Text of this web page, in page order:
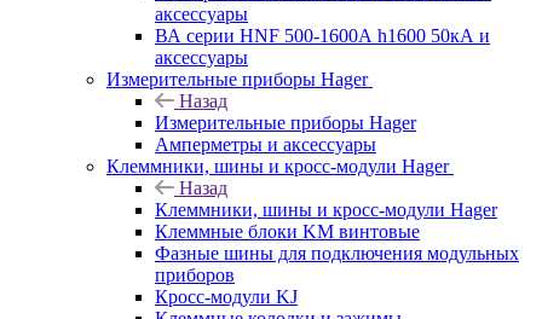
аксессуары
ВА серии HNF 500-1600А h1600 50кА и
аксессуары
Измерительные приборы Hager
Назад
Измерительные приборы Hager
Амперметры и аксессуары
Клеммники, шины и кросс-модули Hager
Назад
Клеммники, шины и кросс-модули Hager
Клеммные блоки KM винтовые
Фазные шины для подключения модульных
приборов
Кросс-модули KJ